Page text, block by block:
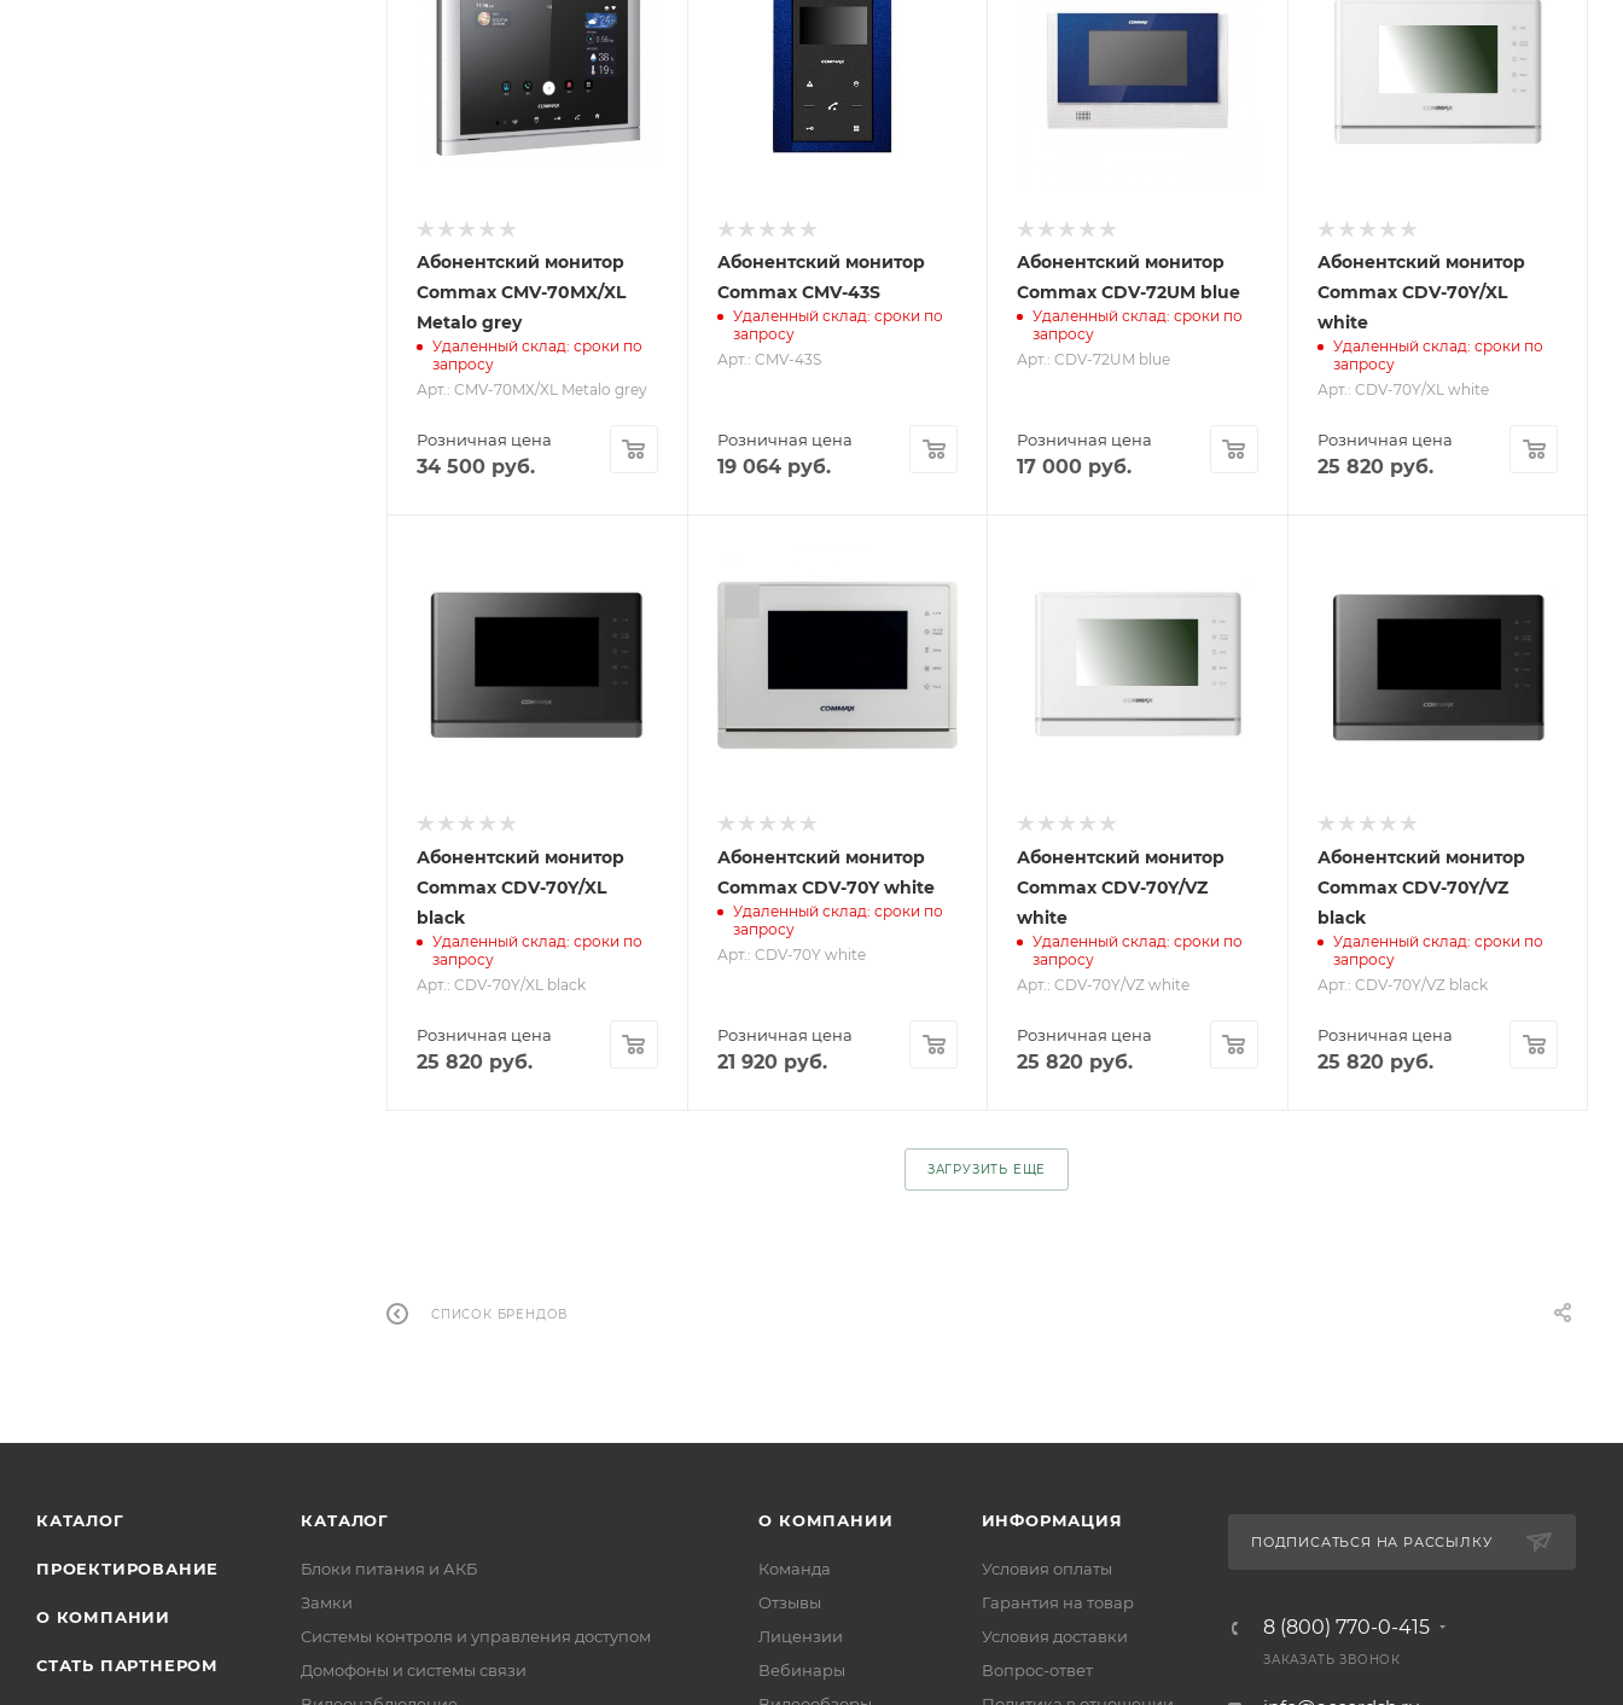
Абонентский монитор
Commax CMV-70MX/XL
Metalo grey
Удаленный склад: сроки по
запросу
Арт.: CMV-70MX/XL Metalo grey
Розничная цена
34 500 руб.
Абонентский монитор
Commax CMV-43S
Удаленный склад: сроки по
запросу
Арт.: CMV-43S
Розничная цена
19 064руб.
Абонентский монитор
Commax CDV-72UM blue
Удаленный склад: сроки по
запросу
Арт.: CDV-72UM blue
Розничная цена
17 000 руб.
Абонентский монитор
Commax CDV-70Y/XL
white
Удаленный склад: сроки по
запросу
Арт.: CDV-70Y/XL white
Розничная цена
25 820руб.
Абонентский монитор
Commax CDV-70Y/XL
black
Удаленный склад: сроки по
запросу
Арт.: CDV-70Y/XL black
Розничная цена
25 820 руб.
Абонентский монитор
Commax CDV-70Y white
Удаленный склад: сроки по
запросу
Арт.: CDV-70Y white
Розничная цена
21 920руб.
Абонентский монитор
Commax CDV-70Y/VZ
white
Удаленный склад: сроки по
запросу
Арт.: CDV-70Y/VZ white
Розничная цена
25 820 руб.
Абонентский монитор
Commax CDV-70Y/VZ
black
Удаленный склад: сроки по
запросу
Арт.: CDV-70Y/VZ black
Розничная цена
25 820руб.
ЗАГРУЗИТЬ ЕЩЕ
СПИСОК БРЕНДОВ
КАТАЛОГ
ПРОЕКТИРОВАНИЕ
О КОМПАНИИ
СТАТЬ ПАРТНЕРОМ
КАТАЛОГ
Блоки питания и АКБ
Замки
Системы контроля и управления доступом
Домофоны и системы связи
О КОМПАНИИ
Команда
Отзывы
Лицензии
Вебинары
ИНФОРМАЦИЯ
Условия оплаты
Гарантия на товар
Условия доставки
Вопрос-ответ
ПОДПИСАТЬСЯ НА РАССЫЛКУ
8 (800) 770-0-415
ЗАКАЗАТЬ ЗВОНОК